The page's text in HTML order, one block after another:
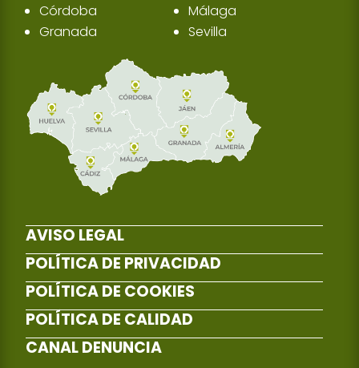
Córdoba
Granada
Málaga
Sevilla
AVISO LEGAL
POLÍTICA DE PRIVACIDAD
POLÍTICA DE COOKIES
POLÍTICA DE CALIDAD
CANAL DENUNCIA